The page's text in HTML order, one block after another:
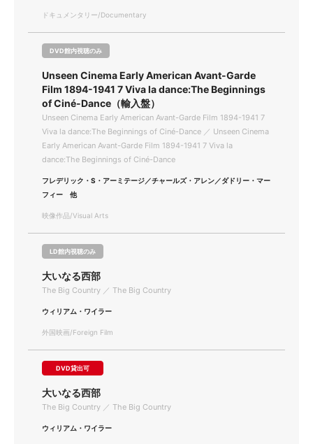
ドキュメンタリー/Documentary
DVD館内視聴のみ
Unseen Cinema Early American Avant-Garde
Film 1894-1941 7 Viva la dance:The Beginnings
of Ciné-Dance（輸入盤）
Unseen Cinema Early American Avant-Garde Film 1894-1941 7
Viva la dance:The Beginnings of Ciné-Dance ／ Unseen Cinema
Early American Avant-Garde Film 1894-1941 7 Viva la
dance:The Beginnings of Ciné-Dance
フレデリック・S・アーミテージ／チャールズ・アレン／ダドリー・マー
フィー 他
映像作品/Visual Arts
LD館内視聴のみ
大いなる西部
The Big Country ／ The Big Country
ウィリアム・ワイラー
外国映画/Foreign Film
DVD貸出可
大いなる西部
The Big Country ／ The Big Country
ウィリアム・ワイラー